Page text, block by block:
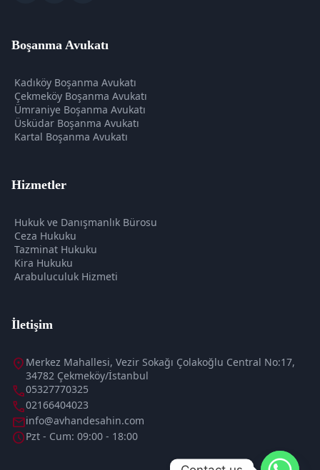
Boşanma Avukatı
Kadıköy Boşanma Avukatı
Çekmeköy Boşanma Avukatı
Ümraniye Boşanma Avukatı
Üsküdar Boşanma Avukatı
Kartal Boşanma Avukatı
Hizmetler
Hukuk ve Danışmanlık Bürosu
Ceza Hukuku
Tazminat Hukuku
Kira Hukuku
Arabuluculuk Hizmeti
İletişim
location_on Merkez Mahallesi, Vezir Sokağı Çolakoğlu Central No:17,
34782 Çekmeköy/İstanbul
call05327770325
call02166404023
mailinfo@avhandesahin.com
schedulePzt - Cum: 09:00 - 18:00